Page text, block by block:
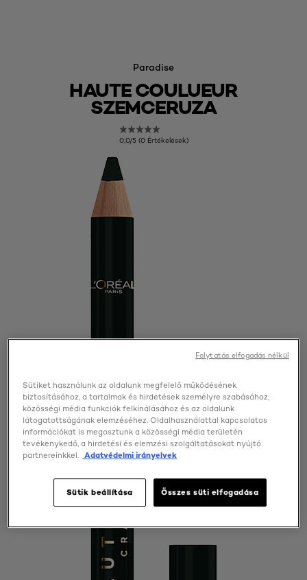
Paradise
HAUTE COULUEUR
SZEMCERUZA
0,0/5 (0 Értékelések)
Sütiket használunk az oldalunk megfelelő működésének
biztosításához, a tartalmak és hirdetések személyre szabásához,
közösségi média funkciók felkínálásához és az oldalunk
látogatottságának elemzéséhez. Oldalhasználattal kapcsolatos
információkat is megosztunk a közösségi média területén
tevékenykedő, a hirdetési és elemzési szolgáltatásokat nyújtó
partnereinkkel. Adatvédelmi irányelvek
Sütik beállítása Összes süti elfogadása
Folytatás elfogadás nélkül